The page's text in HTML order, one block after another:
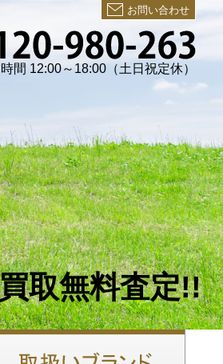
お問い合わせ
間 12:00～18:00（土日祝定休）
取無料査定!!